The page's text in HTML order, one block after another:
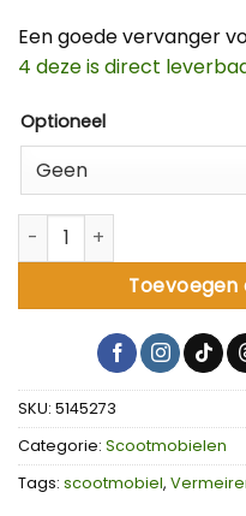
Een goede vervanger
4 deze is direct
Optioneel
Carpo 4 Scootmobiel
Toevoegen
SKU: 5145273
Categorie: Scootmobielen
Tags: scootmobiel,